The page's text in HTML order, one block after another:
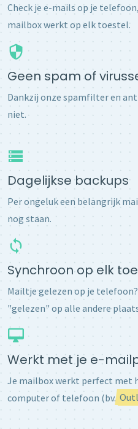
Check je e-mails op je
mailbox werkt op elk toestel.
Geen spam of
Dankzij onze spamfilter en
niet.
Dagelijkse backups
Per ongeluk een belangrijk
nog staan.
Synchroon op elk
Mailtje gelezen op je
"gelezen" op alle andere
Werkt met je e-
Je mailbox werkt perfect met
computer of telefoon (bv.